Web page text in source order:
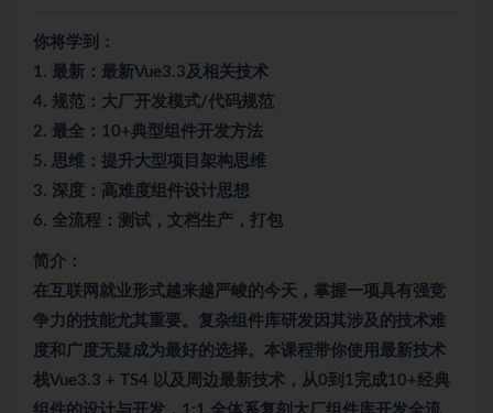
你将学到：
1. 最新：最新Vue3.3及相关技术
4. 规范：大厂开发模式/代码规范
2. 最全：10+典型组件开发方法
5. 思维：提升大型项目架构思维
3. 深度：高难度组件设计思想
6. 全流程：测试，文档生产，打包
简介：
在互联网就业形式越来越严峻的今天，掌握一项具有强竞
争力的技能尤其重要。复杂组件库研发因其涉及的技术难
度和广度无疑成为最好的选择。本课程带你使用最新技术
栈Vue3.3 + TS4 以及周边最新技术，从0到1完成10+经典